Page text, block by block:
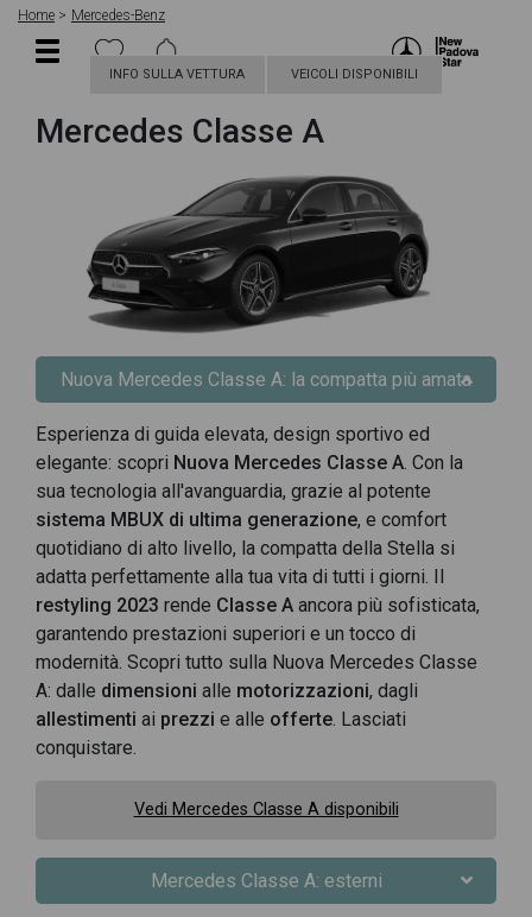
Home Mercedes-Benz
INFO SULLA VETTURA VEICOLI DISPONIBILI
Mercedes Classe A
Nuova Mercedes Classe A: la compatta più amata
Esperienza di guida elevata, design sportivo ed
elegante: scopri Nuova Mercedes Classe A. Con la
sua tecnologia all'avanguardia, grazie al potente
sistema MBUX di ultima generazione, e comfort
quotidiano di alto livello, la compatta della Stella si
adatta perfettamente alla tua vita di tutti i giorni. Il
restyling 2023 rende Classe A ancora più sofisticata,
garantendo prestazioni superiori e un tocco di
modernità. Scopri tutto sulla Nuova Mercedes Classe
A: dalle dimensioni alle motorizzazioni, dagli
allestimenti ai prezzi e alle offerte. Lasciati
conquistare.
Vedi Mercedes Classe A disponibili
Mercedes Classe A: esterni